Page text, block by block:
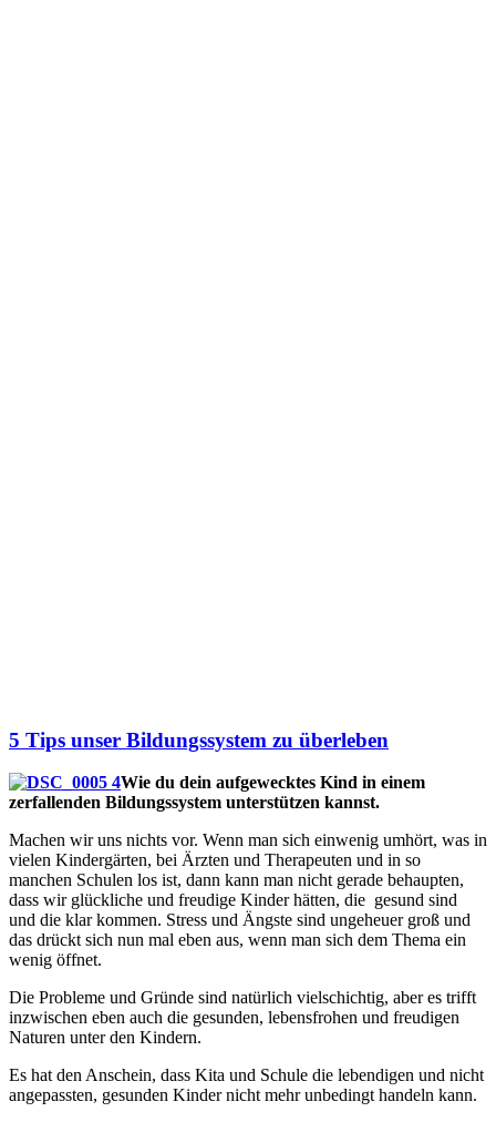
5 Tips unser Bildungssystem zu überleben
Wie du dein aufgewecktes Kind in einem
zerfallenden Bildungssystem unterstützen kannst.
Machen wir uns nichts vor. Wenn man sich einwenig umhört, was in
vielen Kindergärten, bei Ärzten und Therapeuten und in so
manchen Schulen los ist, dann kann man nicht gerade behaupten,
dass wir glückliche und freudige Kinder hätten, die gesund sind
und die klar kommen. Stress und Ängste sind ungeheuer groß und
das drückt sich nun mal eben aus, wenn man sich dem Thema ein
wenig öffnet.
Die Probleme und Gründe sind natürlich vielschichtig, aber es trifft
inzwischen eben auch die gesunden, lebensfrohen und freudigen
Naturen unter den Kindern.
Es hat den Anschein, dass Kita und Schule die lebendigen und nicht
angepassten, gesunden Kinder nicht mehr unbedingt handeln kann.